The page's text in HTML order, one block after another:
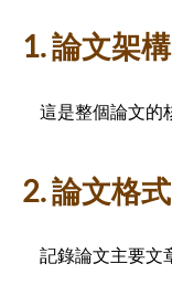
1. 論文架構
這是整個論文的
2. 論文格式
記錄論文主要文